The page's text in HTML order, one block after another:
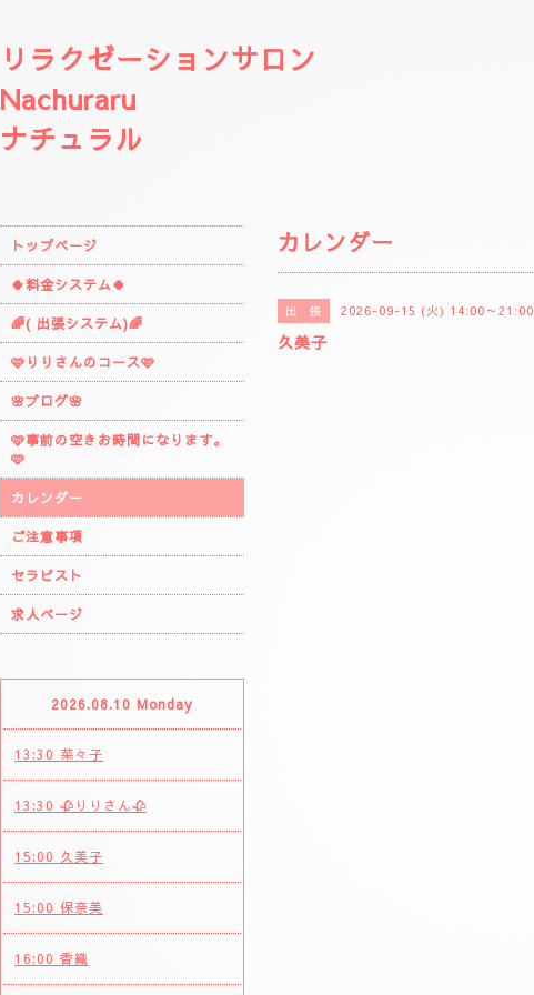
リラクゼーションサロン
Nachuraru
ナチュラル
カレンダー
出 張 2026-09-15 (火) 14:00～21:00
久美子
トップページ
🍀料金システム🍀
🌈( 出張システム)🌈
🩷りりさんのコース🩷
🌸ブログ🌸
🩷事前の空きお時間になります。
🩷
カレンダー
ご注意事項
セラピスト
求人ページ
2026.08.10 Monday
13:30 菜々子
13:30 🥀りりさん🥀
15:00 久美子
15:00 保奈美
16:00 香織